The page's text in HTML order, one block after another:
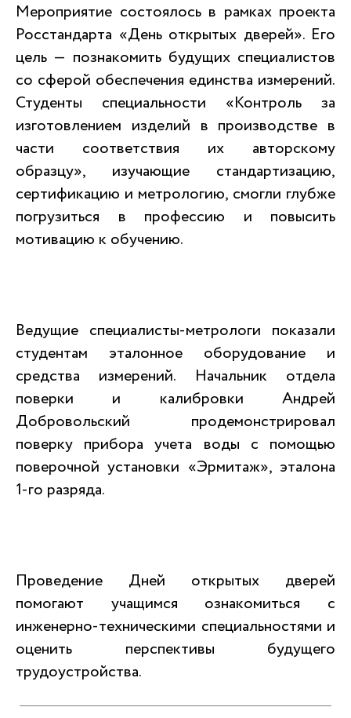
Мероприятие состоялось в рамках проекта
Росстандарта «День открытых дверей». Его
цель — познакомить будущих специалистов
со сферой обеспечения единства измерений.
Студенты специальности «Контроль за
изготовлением изделий в производстве в
части соответствия их авторскому
образцу», изучающие стандартизацию,
сертификацию и метрологию, смогли глубже
погрузиться в профессию и повысить
мотивацию к обучению.
Ведущие специалисты-метрологи показали
студентам эталонное оборудование и
средства измерений. Начальник отдела
поверки и калибровки Андрей
Добровольский продемонстрировал
поверку прибора учета воды с помощью
поверочной установки «Эрмитаж», эталона
1-го разряда.
Проведение Дней открытых дверей
помогают учащимся ознакомиться с
инженерно-техническими специальностями и
оценить перспективы будущего
трудоустройства.